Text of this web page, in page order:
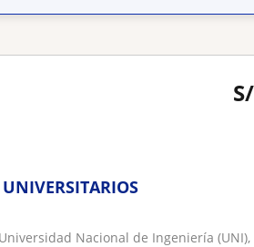
S/
Nacional de Ingeniería (UNI),